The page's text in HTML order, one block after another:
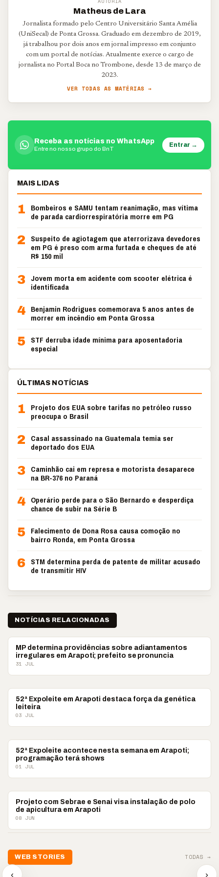
Matheus de Lara
Jornalista formado pelo Centro Universitário Santa Amélia
(UniSecal) de Ponta Grossa. Graduado em dezembro de 2019,
já trabalhou por dois anos em jornal impresso em conjunto
com um portal de notícias. Atualmente exerce o cargo de
jornalista no Portal Boca no Trombone, desde 13 de março de
2023.
VER TODAS AS MATÉRIAS →
Receba as notícias no WhatsApp
Entre no nosso grupo do BnT
Entrar →
MAIS LIDAS
1
Bombeiros e SAMU tentam reanimação, mas vítima
de parada cardiorrespiratória morre em PG
2
Suspeito de agiotagem que aterrorizava devedores
em PG é preso com arma furtada e cheques de até
R$ 150 mil
3 Jovem morta em acidente com scooter elétrica é
identificada
4 Benjamin Rodrigues comemorava 5 anos antes de
morrer em incêndio em Ponta Grossa
5 STF derruba idade mínima para aposentadoria
especial
ÚLTIMAS NOTÍCIAS
1
Projeto dos EUA sobre tarifas no petróleo russo
preocupa o Brasil
2
Casal assassinado na Guatemala temia ser
deportado dos EUA
3 Caminhão cai em represa e motorista desaparece
na BR-376 no Paraná
4 Operário perde para o São Bernardo e desperdiça
chance de subir na Série B
5 Falecimento de Dona Rosa causa comoção no
bairro Ronda, em Ponta Grossa
6 STM determina perda de patente de militar acusado
de transmitir HIV
NOTÍCIAS RELACIONADAS
ARAPOTI
MP determina providências sobre adiantamentos
irregulares em Arapoti; prefeito se pronuncia
31 JUL
ARAPOTI
52ª Expoleite em Arapoti destaca força da genética
leiteira
03 JUL
ARAPOTI
52ª Expoleite acontece nesta semana em Arapoti;
programação terá shows
01 JUL
ARAPOTI
Projeto com Sebrae e Senai visa instalação de polo
de apicultura em Arapoti
08 JUN
WEB STORIES TODAS →
‹
📢💜 Agosto Lilás
reforça combate à
violência contra a
📢 Noite
chega
›